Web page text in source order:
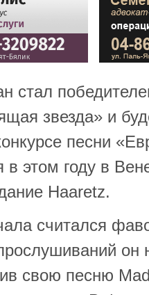
стал
звезда» и
песни
в этом году в
Haaretz.
считался
он
свою песню